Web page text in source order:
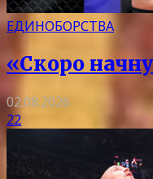
ЕДИНОБОРСТВА
«Скоро
02.08.2026
22